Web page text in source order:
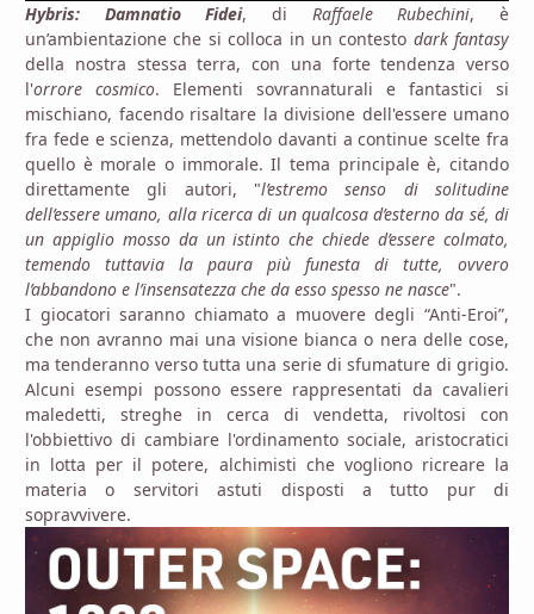
Hybris: Damnatio Fidei, di Raffaele Rubechini, è
un’ambientazione che si colloca in un contesto dark fantasy
della nostra stessa terra, con una forte tendenza verso
l'orrore cosmico. Elementi sovrannaturali e fantastici si
mischiano, facendo risaltare la divisione dell'essere umano
fra fede e scienza, mettendolo davanti a continue scelte fra
quello è morale o immorale. Il tema principale è, citando
direttamente gli autori, "l’estremo senso di solitudine
dell’essere umano, alla ricerca di un qualcosa d’esterno da sé, di
un appiglio mosso da un istinto che chiede d’essere colmato,
temendo tuttavia la paura più funesta di tutte, ovvero
l’abbandono e l’insensatezza che da esso spesso ne nasce".
I giocatori saranno chiamato a muovere degli “Anti-Eroi”,
che non avranno mai una visione bianca o nera delle cose,
ma tenderanno verso tutta una serie di sfumature di grigio.
Alcuni esempi possono essere rappresentati da cavalieri
maledetti, streghe in cerca di vendetta, rivoltosi con
l'obbiettivo di cambiare l'ordinamento sociale, aristocratici
in lotta per il potere, alchimisti che vogliono ricreare la
materia o servitori astuti disposti a tutto pur di
sopravvivere.